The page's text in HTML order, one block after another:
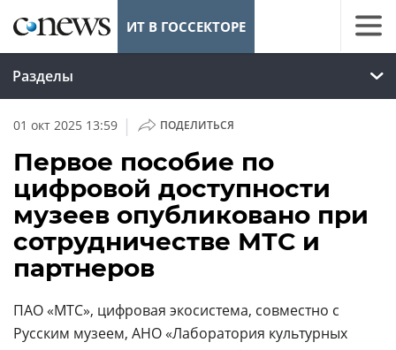
ИТ В ГОССЕКТОРЕ
Разделы
01 окт 2025 13:59 | ПОДЕЛИТЬСЯ
Первое пособие по
цифровой доступности
музеев опубликовано при
сотрудничестве МТС и
партнеров
ПАО «МТС», цифровая экосистема, совместно с
Русским музеем, АНО «Лаборатория культурных